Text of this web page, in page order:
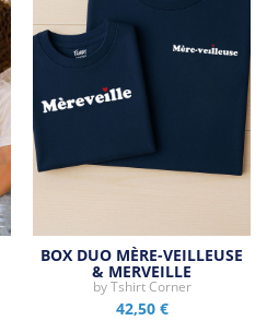
BOX DUO MÈRE-VEILLEUSE
& MERVEILLE
byTshirt Corner
42,50 €